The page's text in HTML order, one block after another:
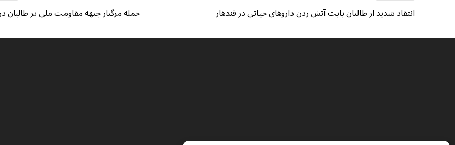
حمله مرگبار جبهه مقاومت ملی بر طالبان
انتقاد شدید از طالبان بابت آتش زدن داروهای حیاتی در قندهار